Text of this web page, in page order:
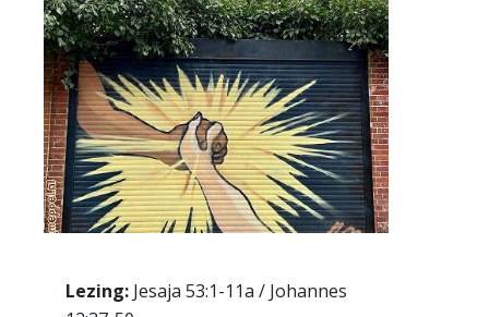
Lezing: Jesaja 53:1-11a / Johannes